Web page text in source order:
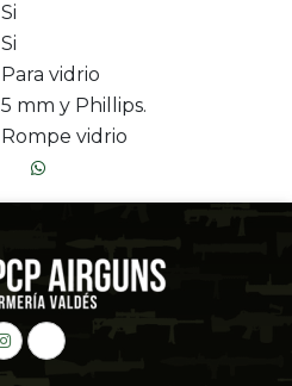
Si
Si
Para vidrio
5 mm y Phillips.
Rompe vidrio